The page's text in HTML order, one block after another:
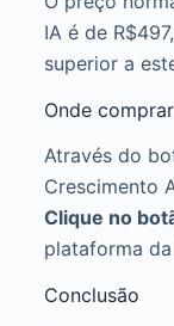
IA é de
superior a
Onde
Através do
Crescimento
Clique no
plataforma
Conclusão